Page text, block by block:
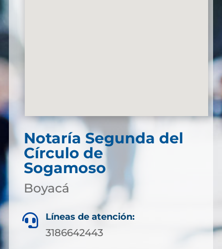
Notaría Segunda del
Círculo de
Sogamoso
Boyacá
 Líneas de atención:
3186642443